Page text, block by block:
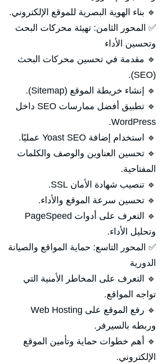
🔹 بناء الهوية البصرية للموقع الإلكتروني.
✅ المحور الثامن: تهيئة محركات البحث
وتحسين الأداء
🔹 مقدمة في تحسين محركات البحث
(SEO).
🔹 إنشاء خريطة الموقع (Sitemap).
🔹 تطبيق أفضل ممارسات SEO داخل
WordPress.
🔹 استخدام إضافة Yoast SEO عمليًا.
🔹 تحسين العناوين والوصف والكلمات
المفتاحية.
🔹 تنصيب شهادة الأمان SSL.
🔹 تحسين سرعة الموقع والأداء.
🔹 التعرف على أدوات PageSpeed
وتحليل الأداء.
✅ المحور التاسع: حماية المواقع والصيانة
الدورية
🔹 التعرف على المخاطر الأمنية التي
تواجه المواقع.
🔹 رفع الموقع على Web Hosting
وربطه بالسيرفر.
🔹 أهم خطوات حماية وتأمين الموقع
الإلكتروني.